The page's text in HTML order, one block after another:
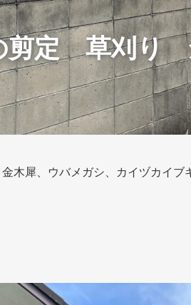
剪定 草刈り
木犀、ウバメガシ、カイヅカイ